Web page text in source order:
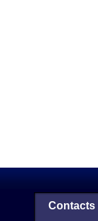
Contacts